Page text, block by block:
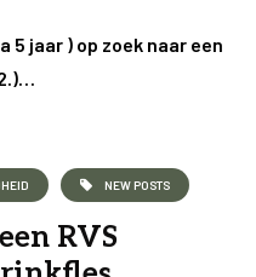
5 jaar ) op zoek naar een
NEW POSTS
RVS